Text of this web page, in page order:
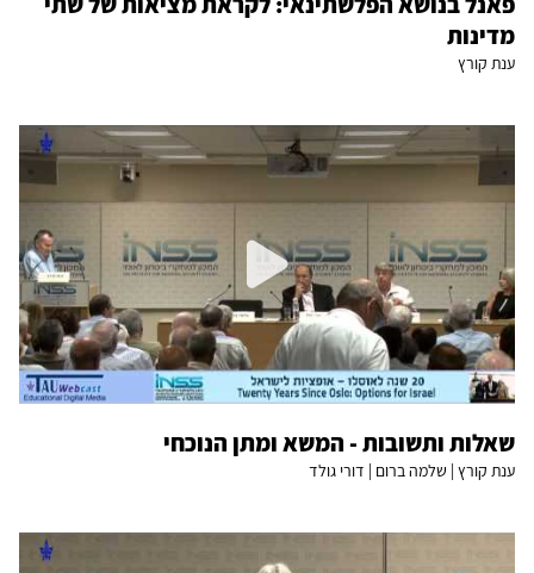
מדינות
ענת קורץ
שאלות ותשובות - המשא ומתן הנוכחי
ענת קורץ | שלמה ברום | דורי גולד